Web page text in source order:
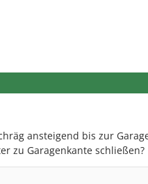
ansteigend bis zur
zu Garagenkante schließen?